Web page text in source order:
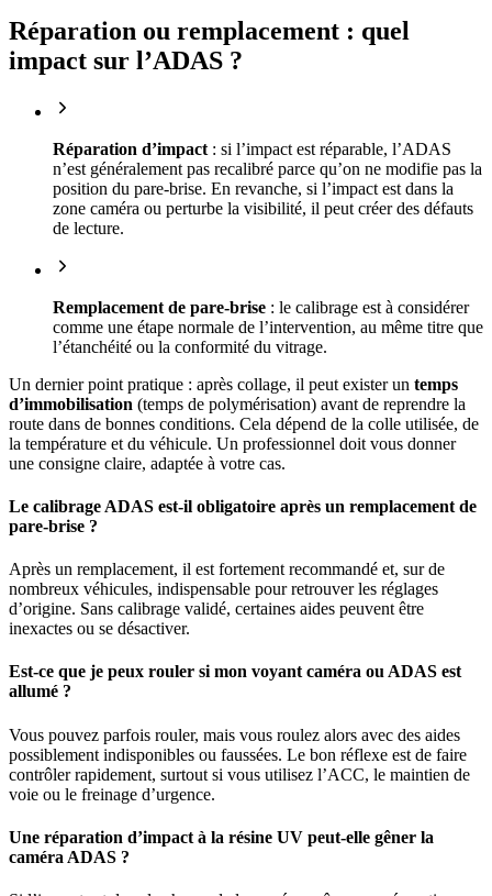
Réparation ou remplacement : quel
impact sur l’ADAS ?
Réparation d’impact : si l’impact est réparable, l’ADAS
n’est généralement pas recalibré parce qu’on ne modifie pas la
position du pare-brise. En revanche, si l’impact est dans la
zone caméra ou perturbe la visibilité, il peut créer des défauts
de lecture.
Remplacement de pare-brise : le calibrage est à considérer
comme une étape normale de l’intervention, au même titre que
l’étanchéité ou la conformité du vitrage.
Un dernier point pratique : après collage, il peut exister un temps
d’immobilisation (temps de polymérisation) avant de reprendre la
route dans de bonnes conditions. Cela dépend de la colle utilisée, de
la température et du véhicule. Un professionnel doit vous donner
une consigne claire, adaptée à votre cas.
Le calibrage ADAS est-il obligatoire après un remplacement de
pare-brise ?
Après un remplacement, il est fortement recommandé et, sur de
nombreux véhicules, indispensable pour retrouver les réglages
d’origine. Sans calibrage validé, certaines aides peuvent être
inexactes ou se désactiver.
Est-ce que je peux rouler si mon voyant caméra ou ADAS est
allumé ?
Vous pouvez parfois rouler, mais vous roulez alors avec des aides
possiblement indisponibles ou faussées. Le bon réflexe est de faire
contrôler rapidement, surtout si vous utilisez l’ACC, le maintien de
voie ou le freinage d’urgence.
Une réparation d’impact à la résine UV peut-elle gêner la
caméra ADAS ?